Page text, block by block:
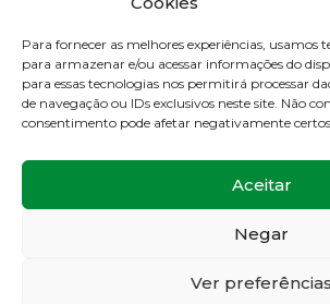
Para fornecer as melhores experiências, usamos
para armazenar e/ou acessar informações do
para essas tecnologias nos permitirá processar
de navegação ou IDs exclusivos neste site. Não
consentimento pode afetar negativamente certos
Aceitar
Negar
Ver preferências